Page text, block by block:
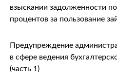
взыскании задолженности
процентов за пользование
Предупреждение
в сфере ведения
(часть 1)